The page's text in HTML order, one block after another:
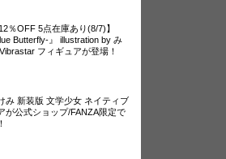
％OFF 5点在庫あり(8/7)】
Butterfly-』 illustration by み
フィギュアが登場！
み 新装版 文学少女 ネイティブ
が公式ショップ/FANZA限定で